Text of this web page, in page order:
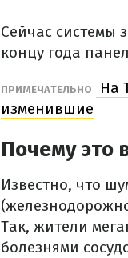
Сейчас системы
концу года
ПРИМЕЧАТЕЛЬНО
На
изменившие
Почему это
Известно, что
Так, жители
болезнями